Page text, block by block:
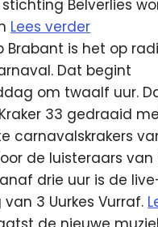
Belverlies
Lees verder
Brabant is het op
Dat begint
om twaalf uur.
33 gedraaid
carnavalskrakers
de luisteraars van
drie uur is de
3 Uurkes Vurraf.